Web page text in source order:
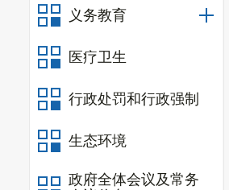
义务教育
医疗卫生
行政处罚和行政强制
生态环境
政府全体会议及常务